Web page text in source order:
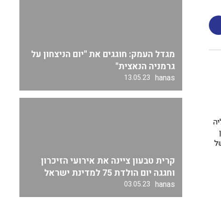
מגדל העמק: חוגגים את "יום הניצחון על
גרמניה הנאצית"
hanas
13.05.23
קרית טבעון ציינה את אירועי הזיכרון
וחגגה יום הולדת 75 למדינת ישראל
hanas
03.05.23